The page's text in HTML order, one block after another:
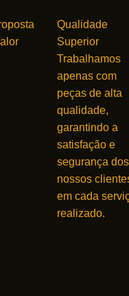
Qualidade
Superior
Trabalhamos
apenas com
peças de alta
qualidade,
garantindo a
satisfação e
segurança dos
nossos
em cada
realizado.